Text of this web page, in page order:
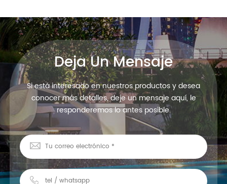
Deja Un Mensaje
Si está interesado en nuestros productos y desea
conocer más detalles, deje un mensaje aquí, le
responderemos lo antes posible.